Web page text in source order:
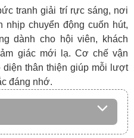
tranh giải trí rực sáng, nơi
nhịp chuyển động cuốn hút,
dành cho hội viên, khách
giác mới lạ. Cơ chế vận
diện thân thiện giúp mỗi lượt
đáng nhớ.